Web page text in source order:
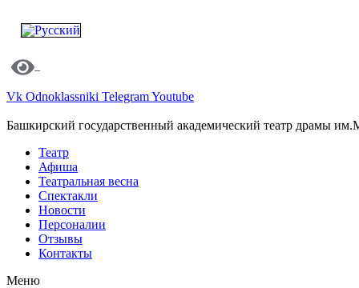
Vk Odnoklassniki TelegramYoutube
Башкирский государственный академический театр драмы
Театр
Афиша
Театральная весна
Спектакли
Новости
Персоналии
Отзывы
Контакты
Меню